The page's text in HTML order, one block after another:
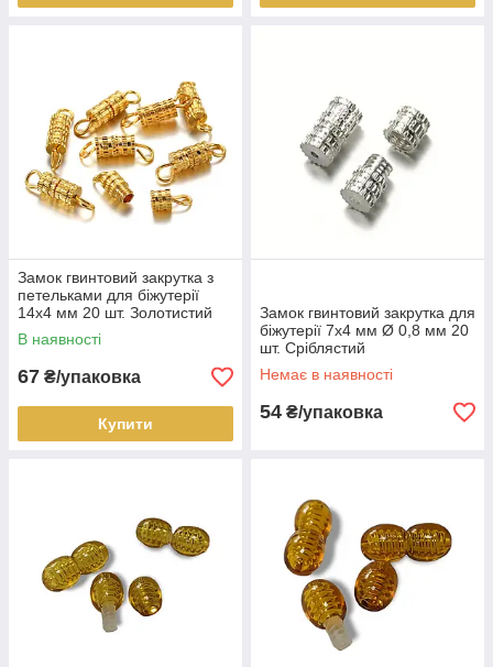
Замок гвинтовий закрутка з
петельками для біжутерії
14х4 мм 20 шт. Золотистий
яскравий
В наявності
67 ₴/упаковка
Купити
Замок гвинтовий закрутка для
біжутерії 7х4 мм Ø 0,8 мм 20
шт. Сріблястий
Немає в наявності
54 ₴/упаковка